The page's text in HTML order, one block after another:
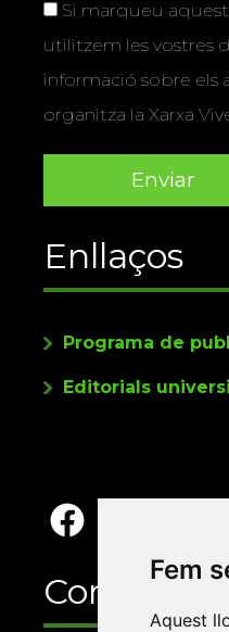
Fem
Aquest
Si marqueu
utilitzem les vostres
informació sobre els
organitza la Xarxa
Enllaços
Programa de
Editorials
Contacte